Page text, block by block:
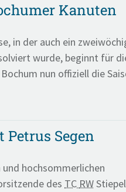
Kanuten
in der auch ein
wurde, beginnt für
nun offiziell die
Segen
hochsommerlichen
des TC RW